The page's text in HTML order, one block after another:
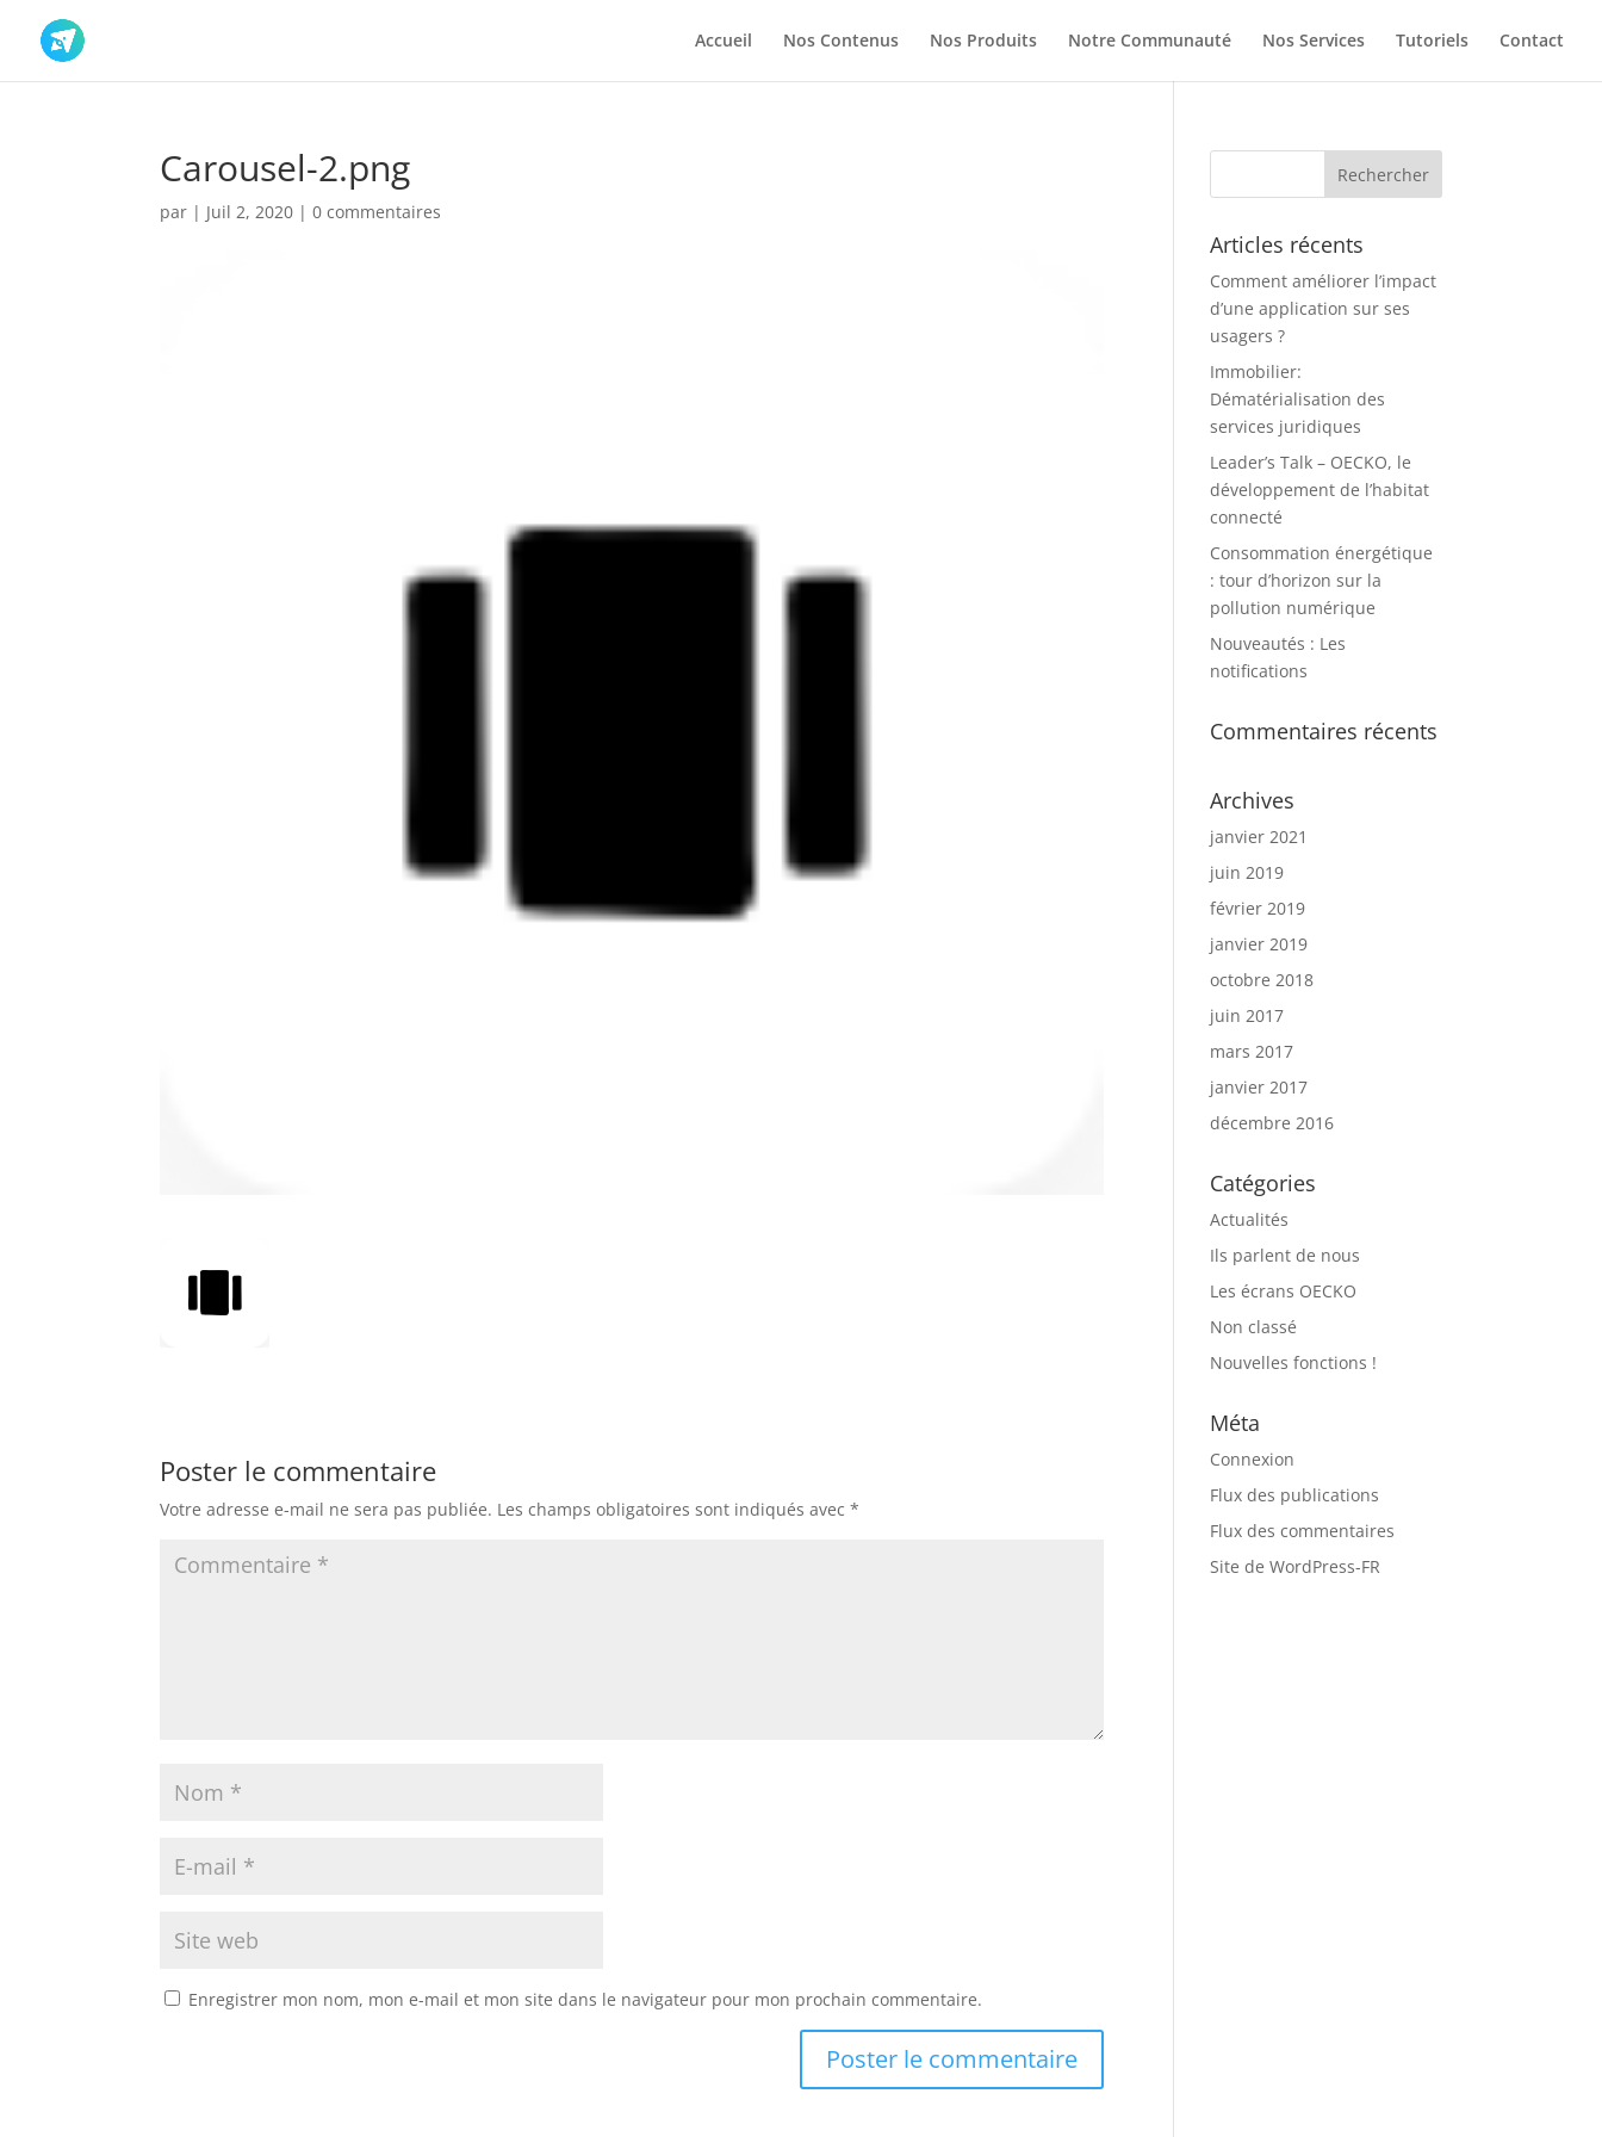
Accueil Nos Contenus Nos Produits Notre Communauté Nos Services Tutoriels Contact
Carousel-2.png
par | Juil 2, 2020 |0 commentaires
Poster le commentaire
Votre adresse e-mail ne sera pas publiée. Les champs obligatoires sont indiqués avec*
Enregistrer mon nom, mon e-mail et mon site dans le navigateur pour mon prochain commentaire.
Articles récents
Comment améliorer l’impact
d’une application sur ses
usagers ?
Immobilier:
Dématérialisation des
services juridiques
Leader’s Talk – OECKO, le
développement de l’habitat
connecté
Consommation énergétique
: tour d’horizon sur la
pollution numérique
Nouveautés : Les
notifications
Commentaires récents
Archives
janvier 2021
juin 2019
février 2019
janvier 2019
octobre 2018
juin 2017
mars 2017
janvier 2017
décembre 2016
Catégories
Actualités
Ils parlent de nous
Les écrans OECKO
Non classé
Nouvelles fonctions !
Méta
Connexion
Flux des publications
Flux des commentaires
Site de WordPress-FR